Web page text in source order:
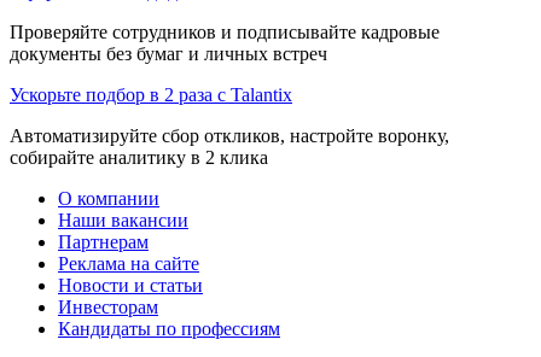
Проверяйте сотрудников и подписывайте кадровые
документы без бумаг и личных встреч
Ускорьте подбор в 2 раза с Talantix
Автоматизируйте сбор откликов, настройте воронку,
собирайте аналитику в 2 клика
О компании
Наши вакансии
Партнерам
Реклама на сайте
Новости и статьи
Инвесторам
Кандидаты по профессиям